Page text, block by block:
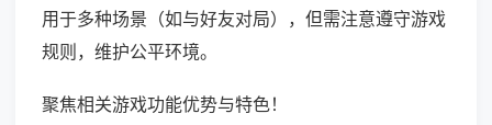
用于多种场景（如与好友对局），但需注意遵守游戏
规则，维护公平环境。
聚焦相关游戏功能优势与特色！